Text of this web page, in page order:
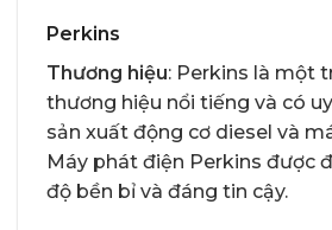
Perkins
Thương hiệu: Perkins là một
thương hiệu nổi tiếng và có
sản xuất động cơ diesel và
Máy phát điện Perkins được
độ bền bỉ và đáng tin cậy.